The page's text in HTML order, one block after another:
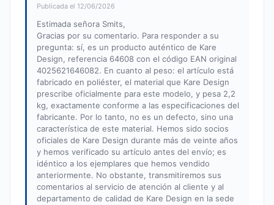
Publicada el 12/06/2026
Estimada señora Smits,
Gracias por su comentario. Para responder a su
pregunta: sí, es un producto auténtico de Kare
Design, referencia 64608 con el código EAN original
4025621646082. En cuanto al peso: el artículo está
fabricado en poliéster, el material que Kare Design
prescribe oficialmente para este modelo, y pesa 2,2
kg, exactamente conforme a las especificaciones del
fabricante. Por lo tanto, no es un defecto, sino una
característica de este material. Hemos sido socios
oficiales de Kare Design durante más de veinte años
y hemos verificado su artículo antes del envío; es
idéntico a los ejemplares que hemos vendido
anteriormente. No obstante, transmitiremos sus
comentarios al servicio de atención al cliente y al
departamento de calidad de Kare Design en la sede